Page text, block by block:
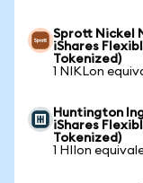
Sprott Nickel
iShares
Tokenized)
1 NIKLon
Huntington
iShares
Tokenized)
1 HIIon